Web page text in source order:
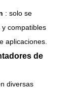
: solo se
compatibles
aplicaciones.
de
diversas